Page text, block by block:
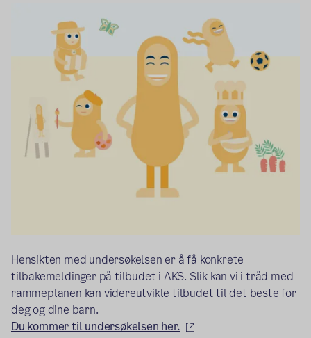
Hensikten med undersøkelsen er å få konkrete
tilbakemeldinger på tilbudet i AKS. Slik kan vi i tråd med
rammeplanen kan videreutvikle tilbudet til det beste for
deg og dine barn.
Du kommer til undersøkelsen her.
(ekstern lenke)